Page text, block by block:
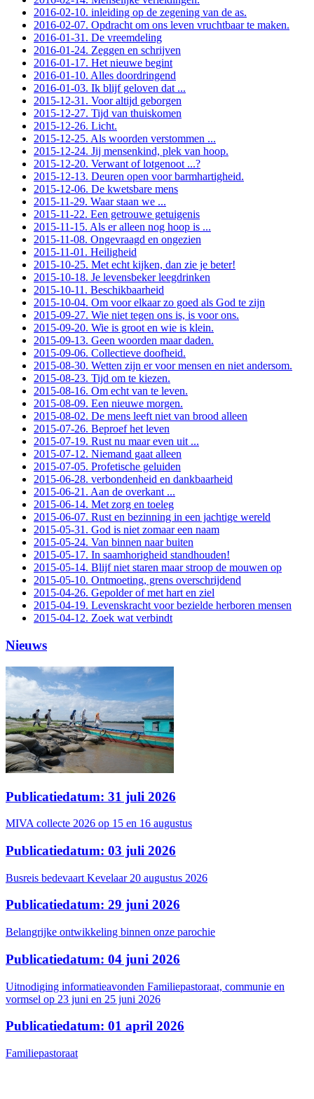
2016-02-10. inleiding op de zegening van de as.
2016-02-07. Opdracht om ons leven vruchtbaar te maken.
2016-01-31. De vreemdeling
2016-01-24. Zeggen en schrijven
2016-01-17. Het nieuwe begint
2016-01-10. Alles doordringend
2016-01-03. Ik blijf geloven dat ...
2015-12-31. Voor altijd geborgen
2015-12-27. Tijd van thuiskomen
2015-12-26. Licht.
2015-12-25. Als woorden verstommen ...
2015-12-24. Jij mensenkind, plek van hoop.
2015-12-20. Verwant of lotgenoot ...?
2015-12-13. Deuren open voor barmhartigheid.
2015-12-06. De kwetsbare mens
2015-11-29. Waar staan we ...
2015-11-22. Een getrouwe getuigenis
2015-11-15. Als er alleen nog hoop is ...
2015-11-08. Ongevraagd en ongezien
2015-11-01. Heiligheid
2015-10-25. Met echt kijken, dan zie je beter!
2015-10-18. Je levensbeker leegdrinken
2015-10-11. Beschikbaarheid
2015-10-04. Om voor elkaar zo goed als God te zijn
2015-09-27. Wie niet tegen ons is, is voor ons.
2015-09-20. Wie is groot en wie is klein.
2015-09-13. Geen woorden maar daden.
2015-09-06. Collectieve doofheid.
2015-08-30. Wetten zijn er voor mensen en niet andersom.
2015-08-23. Tijd om te kiezen.
2015-08-16. Om echt van te leven.
2015-08-09. Een nieuwe morgen.
2015-08-02. De mens leeft niet van brood alleen
2015-07-26. Beproef het leven
2015-07-19. Rust nu maar even uit ...
2015-07-12. Niemand gaat alleen
2015-07-05. Profetische geluiden
2015-06-28. verbondenheid en dankbaarheid
2015-06-21. Aan de overkant ...
2015-06-14. Met zorg en toeleg
2015-06-07. Rust en bezinning in een jachtige wereld
2015-05-31. God is niet zomaar een naam
2015-05-24. Van binnen naar buiten
2015-05-17. In saamhorigheid standhouden!
2015-05-14. Blijf niet staren maar stroop de mouwen op
2015-05-10. Ontmoeting, grens overschrijdend
2015-04-26. Gepolder of met hart en ziel
2015-04-19. Levenskracht voor bezielde herboren mensen
2015-04-12. Zoek wat verbindt
Nieuws
Publicatiedatum: 31 juli 2026
MIVA collecte 2026 op 15 en 16 augustus
Publicatiedatum: 03 juli 2026
Busreis bedevaart Kevelaar 20 augustus 2026
Publicatiedatum: 29 juni 2026
Belangrijke ontwikkeling binnen onze parochie
Publicatiedatum: 04 juni 2026
Uitnodiging informatieavonden Familiepastoraat, communie en
vormsel op 23 juni en 25 juni 2026
Publicatiedatum: 01 april 2026
Familiepastoraat